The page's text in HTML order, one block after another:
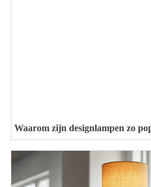
Waarom zijn designlampen zo